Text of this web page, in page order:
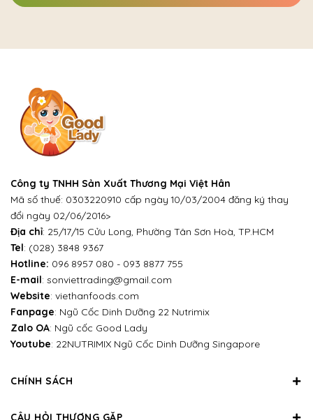
Công ty TNHH Sản Xuất Thương Mại Việt Hân
Mã số thuế: 0303220910 cấp ngày 10/03/2004 đăng ký thay
đổi ngày 02/06/2016>
Địa chỉ: 25/17/15 Cửu Long, Phường Tân Sơn Hoà, TP.HCM
Tel: (028) 3848 9367
Hotline: 096 8957 080 - 093 8877 755
E-mail: sonviettrading@gmail.com
Website: viethanfoods.com
Fanpage: Ngũ Cốc Dinh Dưỡng 22 Nutrimix
Zalo OA: Ngũ cốc Good Lady
Youtube: 22NUTRIMIX Ngũ Cốc Dinh Dưỡng Singapore
CHÍNH SÁCH
CÂU HỎI THƯƠNG GẶP